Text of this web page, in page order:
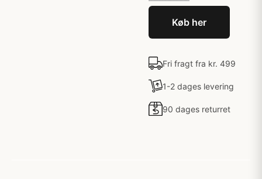
Køb her
Fri fragt fra kr. 499
1-2 dages levering
90 dages returret